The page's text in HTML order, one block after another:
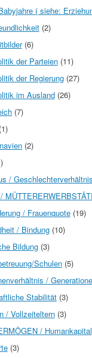
( siehe:
(2)
(6)
der Parteien(11)
der Regierung(27)
im Ausland(26)
(7)
(1)
(2)
/ Geschlechterverhältnis
/ Frauenquote(19)
/ Bindung(10)
Bildung(3)
Schulen(5)
/
Stabilität(3)
/ Vollzeiteltern(3)
/ Humankapital
(3)